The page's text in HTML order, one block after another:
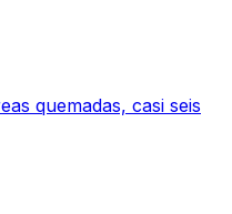
quemadas, casi seis